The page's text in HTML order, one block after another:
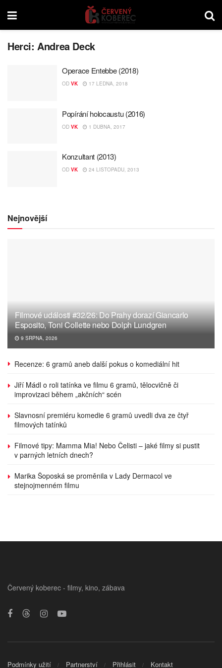
Herci:Andrea Deck
Operace Entebbe (2018)
OD VK 17 LEDNA, 2018
Popírání holocaustu (2016)
OD VK 1 DUBNA, 2017
Konzultant (2013)
OD VK 24 LISTOPADU, 2013
Nejnovější
Filmové události #32/26: Do Prahy dorazí Giancarlo
Esposito, Toni Collette nebo Dolph Lundgren
9 SRPNA, 2026
Recenze: 6 gramů aneb další pokus o komediální hit
Jiří Mádl o roli tatínka ve filmu 6 gramů, tělocvičně či
improvizaci během „akčních“ scén
Slavnosní premiéru komedie 6 gramů uvedli dva ze čtyř
filmových tatínků
Filmové tipy: Mamma Mia! Nebo Čelisti – jaké filmy si pustit
v parných letních dnech?
Marika Šoposká se proměnila v Lady Dermacol ve
stejnojmenném filmu
Červený koberec - filmy, kino, zábava
Podmínky užití Partnerství Přihlásit Kontakt